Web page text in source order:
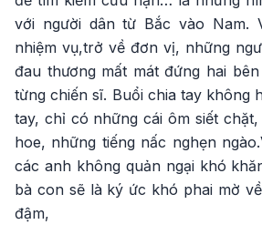
với người dân từ Bắc vào Nam.
nhiệm vụ,trở về đơn vị, những
đau thương mất mát đứng hai
từng chiến sĩ. Buổi chia tay không
tay, chỉ có những cái ôm siết
hoe, những tiếng nấc nghẹn
các anh không quản ngại khó
bà con sẽ là ký ức khó phai mờ
đậm,